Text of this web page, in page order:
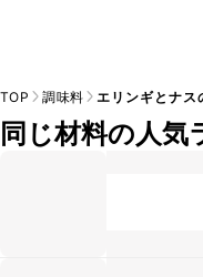
TOP 調味料 エリンギとナス
同じ材料の人気